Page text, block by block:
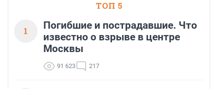
успех сделки зависит от правильного
ТОП 5
1
Погибшие и пострадавшие. Что
известно о взрыве в центре
Москвы
91 623 217